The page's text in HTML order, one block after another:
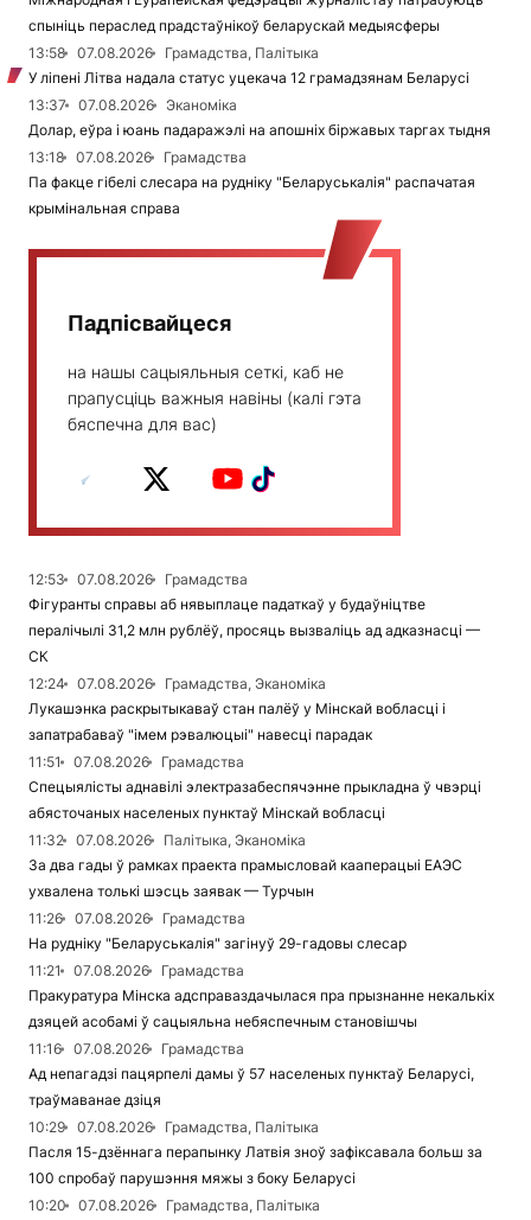
спыніць пераслед прадстаўнікоў беларускай медыясферы
13:58
07.08.2026
Грамадства, Палітыка
У ліпені Літва надала статус уцекача 12 грамадзянам Беларусі
13:37
07.08.2026
Эканоміка
Долар, еўра і юань падаражэлі на апошніх біржавых таргах тыдня
13:18
07.08.2026
Грамадства
Па факце гібелі слесара на рудніку "Беларуськалія" распачатая
крымінальная справа
Падпісвайцеся
на нашы сацыяльныя сеткі, каб не
прапусціць важныя навіны (калі гэта
бяспечна для вас)
12:53 07.08.2026
Грамадства
Фігуранты справы аб нявыплаце падаткаў у будаўніцтве
пералічылі 31,2 млн рублёў, просяць вызваліць ад адказнасці —
СК
12:24
07.08.2026
Грамадства, Эканоміка
Лукашэнка раскрытыкаваў стан палёў у Мінскай вобласці і
запатрабаваў "імем рэвалюцыі" навесці парадак
11:51
07.08.2026
Грамадства
Спецыялісты аднавілі электразабеспячэнне прыкладна ў чвэрці
абясточаных населеных пунктаў Мінскай вобласці
11:32
07.08.2026
Палітыка, Эканоміка
За два гады ў рамках праекта прамысловай кааперацыі ЕАЭС
ухвалена толькі шэсць заявак — Турчын
11:26
07.08.2026
Грамадства
На рудніку "Беларуськалія" загінуў 29-гадовы слесар
11:21
07.08.2026
Грамадства
Пракуратура Мінска адсправаздачылася пра прызнанне некалькіх
дзяцей асобамі ў сацыяльна небяспечным становішчы
11:16
07.08.2026
Грамадства
Ад непагадзі пацярпелі дамы ў 57 населеных пунктаў Беларусі,
траўмаванае дзіця
10:29
07.08.2026
Грамадства, Палітыка
Пасля 15-дзённага перапынку Латвія зноў зафіксавала больш за
100 спробаў парушэння мяжы з боку Беларусі
10:20
07.08.2026
Грамадства, Палітыка